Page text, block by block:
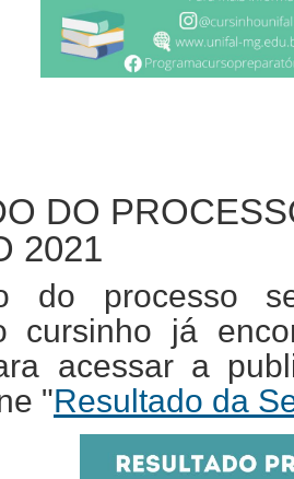
DO
2021
do processo
cursinho já
acessar a
"Resultado da